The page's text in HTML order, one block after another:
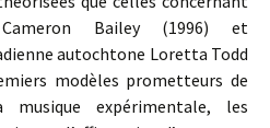
Bailey (1996) et
autochtone Loretta Todd
modèles prometteurs de
expérimentale, les